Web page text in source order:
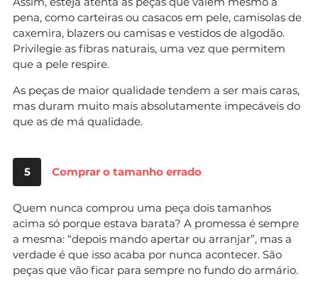
pena, como carteiras ou casacos em pele, camisolas de
caxemira, blazers ou camisas e vestidos de algodão.
Privilegie as fibras naturais, uma vez que permitem
que a pele respire.
As peças de maior qualidade tendem a ser mais caras,
mas duram muito mais absolutamente impecáveis do
que as de má qualidade.
5 Comprar o tamanho errado
Quem nunca comprou uma peça dois tamanhos
acima só porque estava barata? A promessa é sempre
a mesma: “depois mando apertar ou arranjar”, mas a
verdade é que isso acaba por nunca acontecer. São
peças que vão ficar para sempre no fundo do armário.